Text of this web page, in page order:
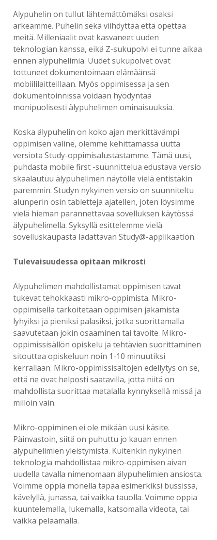
Älypuhelin on tullut lähtemättömäksi osaksi
arkeamme. Puhelin sekä viihdyttää että opettaa
meitä. Milleniaalit ovat kasvaneet uuden
teknologian kanssa, eikä Z-sukupolvi ei tunne aikaa
ennen älypuhelimia. Uudet sukupolvet ovat
tottuneet dokumentoimaan elämäänsä
mobiililaitteillaan. Myös oppimisessa ja sen
dokumentoinnissa voidaan hyödyntää
monipuolisesti älypuhelimen ominaisuuksia.
Koska älypuhelin on koko ajan merkittävämpi
oppimisen väline, olemme kehittämässä uutta
versiota Study-oppimisalustastamme. Tämä uusi,
puhdasta mobile first -suunnittelua edustava versio
skaalautuu älypuhelimen näytölle vielä entistäkin
paremmin. Studyn nykyinen versio on suunniteltu
alunperin osin tabletteja ajatellen, joten löysimme
vielä hieman parannettavaa sovelluksen käytössä
älypuhelimella. Syksyllä esittelemme vielä
sovelluskaupasta ladattavan Study@-applikaation.
Tulevaisuudessa opitaan mikrosti
Älypuhelimen mahdollistamat oppimisen tavat
tukevat tehokkaasti mikro-oppimista. Mikro-
oppimisella tarkoitetaan oppimisen jakamista
lyhyiksi ja pieniksi palasiksi, jotka suorittamalla
saavutetaan jokin osaaminen tai tavoite. Mikro-
oppimissisällön opiskelu ja tehtävien suorittaminen
sitouttaa opiskeluun noin 1-10 minuutiksi
kerrallaan. Mikro-oppimissisältöjen edellytys on se,
että ne ovat helposti saatavilla, jotta niitä on
mahdollista suorittaa matalalla kynnyksellä missä ja
milloin vain.
Mikro-oppiminen ei ole mikään uusi käsite.
Päinvastoin, siitä on puhuttu jo kauan ennen
älypuhelimien yleistymistä. Kuitenkin nykyinen
teknologia mahdollistaa mikro-oppimisen aivan
uudella tavalla nimenomaan älypuhelimien ansiosta.
Voimme oppia monella tapaa esimerkiksi bussissa,
kävelyllä, junassa, tai vaikka tauolla. Voimme oppia
kuuntelemalla, lukemalla, katsomalla videota, tai
vaikka pelaamalla.